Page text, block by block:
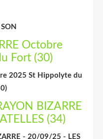
2025 St Hippolyte du
- 20/09/25 - LES